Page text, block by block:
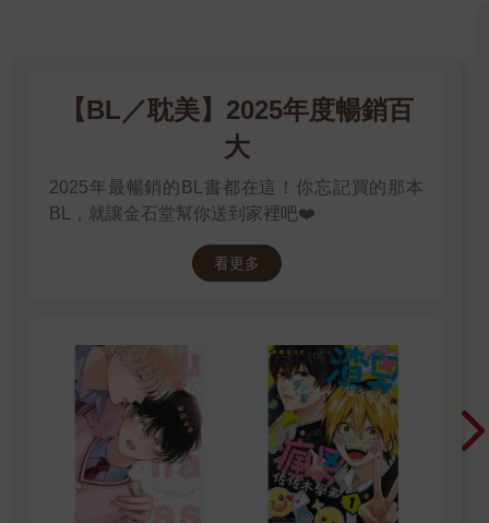
【BL／耽美】2025年度暢銷百
大
2025年最暢銷的BL書都在這！你忘記買的那本
BL，就讓金石堂幫你送到家裡吧❤️
看更多